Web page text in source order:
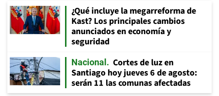
¿Qué incluye la megarreforma de
Kast? Los principales cambios
anunciados en economía y
seguridad
Nacional
Cortes de luz en
Santiago hoy jueves 6 de agosto:
serán 11 las comunas afectadas